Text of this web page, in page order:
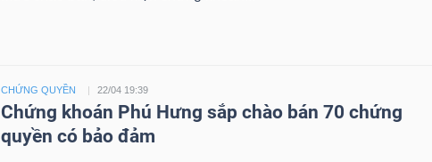
CHỨNG QUYỀN 22/04 19:39
Chứng khoán Phú Hưng sắp chào bán 70 chứng
quyền có bảo đảm